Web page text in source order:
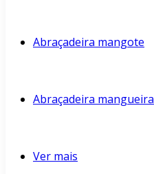
Abraçadeira mangote
Abraçadeira mangueira
Ver mais